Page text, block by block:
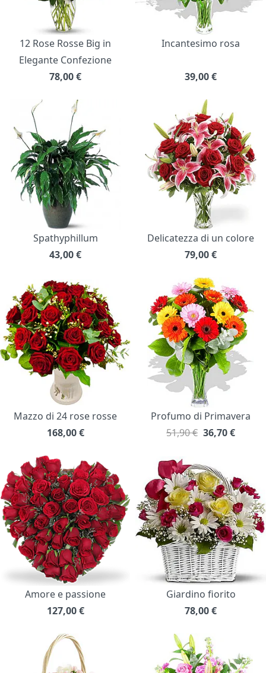
12 Rose Rosse Big in
Elegante Confezione
78,00€
Incantesimo rosa
39,00€
Spathyphillum
43,00€
Delicatezza di un colore
79,00€
Mazzo di 24 rose rosse
168,00 €
Profumo di Primavera
51,90 € 36,70€
Amore e passione
127,00 €
Giardino fiorito
78,00€